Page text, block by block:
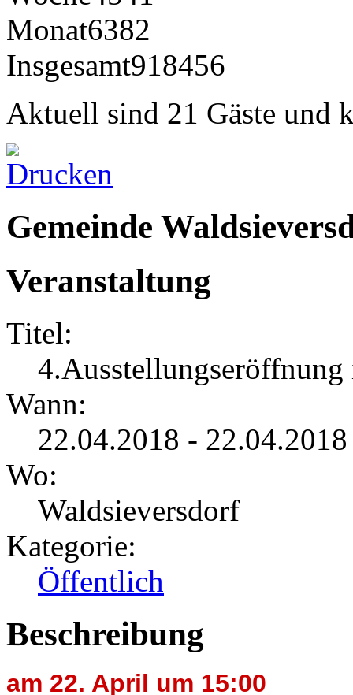
Monat6382
Insgesamt918456
Aktuell sind 21 Gäste und
Gemeinde
Veranstaltung
Titel:
4.Ausstellungseröffnung
Wann:
22.04.2018 -
Wo:
Waldsieversdorf
Kategorie:
Öffentlich
Beschreibung
am 22. April um 15:00